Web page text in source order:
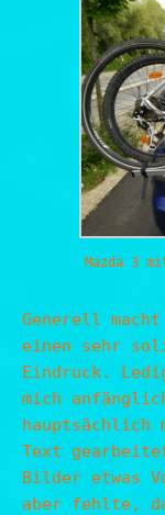
Mazda 3
Generell
einen sehr
Eindruck.
mich
hauptsächlich
Text
Bilder etwas
aber fehlte,